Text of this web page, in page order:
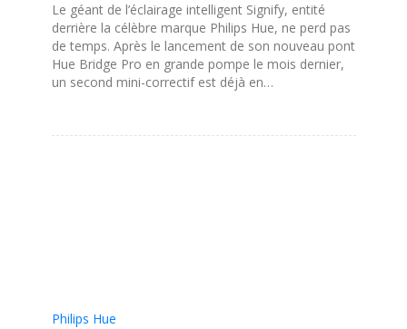
Le géant de l’éclairage intelligent Signify, entité
derrière la célèbre marque Philips Hue, ne perd pas
de temps. Après le lancement de son nouveau pont
Hue Bridge Pro en grande pompe le mois dernier,
un second mini-correctif est déjà en…
Philips Hue